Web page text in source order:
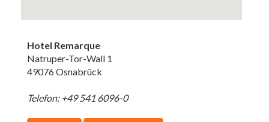
Hotel Remarque
Natruper-Tor-Wall 1
49076 Osnabrück
Telefon: +49 541 6096-0